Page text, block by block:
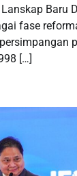
Baru
fase
[…]